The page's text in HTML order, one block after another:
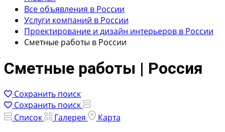
Все объявления в России
Услуги компаний в России
Проектирование и дизайн интерьеров в России
Сметные работы в России
Сметные работы | Россия
Сохранить поиск
Сохранить поиск
Список
Галерея Карта